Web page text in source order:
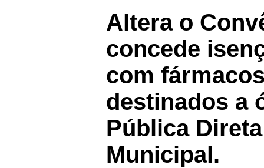
Altera o
concede
com
destinados a
Pública
Municipal.